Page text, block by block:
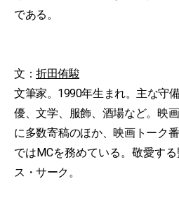
である。
文： 折田侑駿
文筆家。1990年生まれ。主な守
優、文学、服飾、酒場など。映
に多数寄稿のほか、映画トーク
ではMCを務めている。敬愛す
ス・サーク。